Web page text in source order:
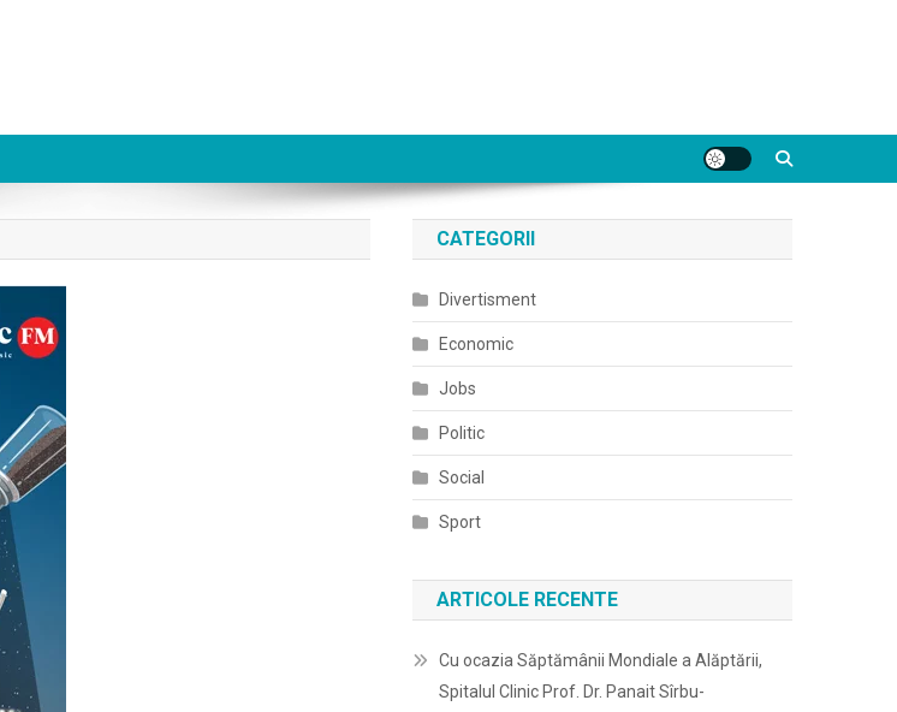
CATEGORII
Divertisment
Economic
Jobs
Politic
Social
Sport
ARTICOLE RECENTE
Cu ocazia Săptămânii Mondiale a Alăptării,
Spitalul Clinic Prof. Dr. Panait Sîrbu-